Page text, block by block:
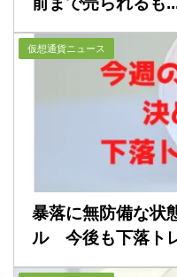
仮想通貨ニュース
暴落に無防備な状
ル 今後も下落ト